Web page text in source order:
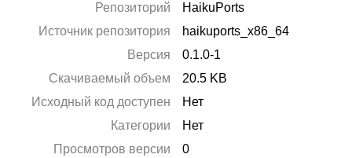
Репозиторий
HaikuPorts
Источник репозитория
haikuports_x86_64
Версия
0.1.0-1
Скачиваемый объем
20.5 KB
Исходный код доступен
Нет
Категории
Нет
Просмотров версии
0